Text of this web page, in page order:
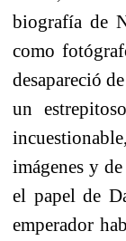
biografía de
como
desapareció
un
imágenes y
el papel de
emperador